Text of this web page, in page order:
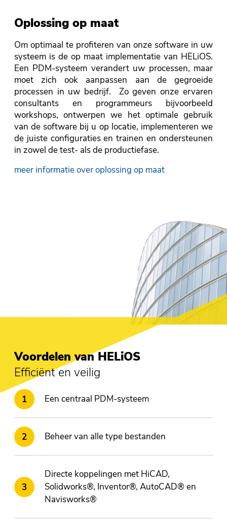
Oplossing op maat
Om optimaal te profiteren van onze software in uw
systeem is de op maat implementatie van HELiOS.
Een PDM-systeem verandert uw processen, maar
moet zich ook aanpassen aan de gegroeide
processen in uw bedrijf. Zo geven onze ervaren
consultants en programmeurs bijvoorbeeld
workshops, ontwerpen we het optimale gebruik
van de software bij u op locatie, implementeren we
de juiste configuraties en trainen en ondersteunen
in zowel de test- als de productiefase.
meer informatie over oplossing op maat
Voordelen van HELiOS
Efficiënt en veilig
Een centraal PDM-systeem
Beheer van alle type bestanden
Directe koppelingen met HiCAD,
Solidworks®, Inventor®, AutoCAD® en
Navisworks®